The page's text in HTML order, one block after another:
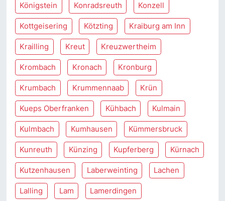
Königstein Konradsreuth Konzell
Kottgeisering Kötzting Kraiburg am Inn
Krailling Kreut Kreuzwertheim
Krombach Kronach Kronburg
Krumbach Krummennaab Krün
Kueps Oberfranken Kühbach Kulmain
Kulmbach Kumhausen Kümmersbruck
Kunreuth Künzing Kupferberg Kürnach
Kutzenhausen Laberweinting Lachen
Lalling Lam Lamerdingen